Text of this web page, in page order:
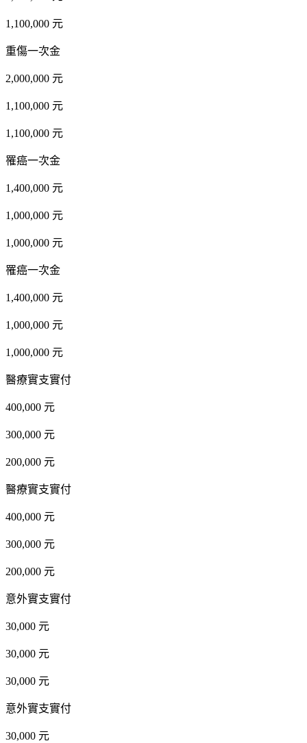
1,100,000 元
重傷一次金
2,000,000 元
1,100,000 元
1,100,000 元
罹癌一次金
1,400,000 元
1,000,000 元
1,000,000 元
罹癌一次金
1,400,000 元
1,000,000 元
1,000,000 元
醫療實支實付
400,000 元
300,000 元
200,000 元
醫療實支實付
400,000 元
300,000 元
200,000 元
意外實支實付
30,000 元
30,000 元
30,000 元
意外實支實付
30,000 元